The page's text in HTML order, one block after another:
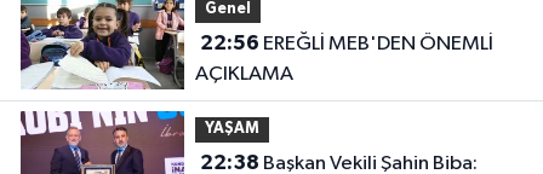
Genel
22:56
AÇIKLAMA
YAŞAM
22:38